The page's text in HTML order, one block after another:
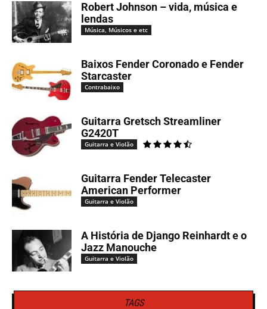
Robert Johnson – vida, música e
lendas
Música, Músicos e etc
Baixos Fender Coronado e Fender
Starcaster
Contrabaixo
Guitarra Gretsch Streamliner
G2420T
Guitarra e Violão
Guitarra Fender Telecaster
American Performer
Guitarra e Violão
A História de Django Reinhardt e o
Jazz Manouche
Guitarra e Violão
TAGS